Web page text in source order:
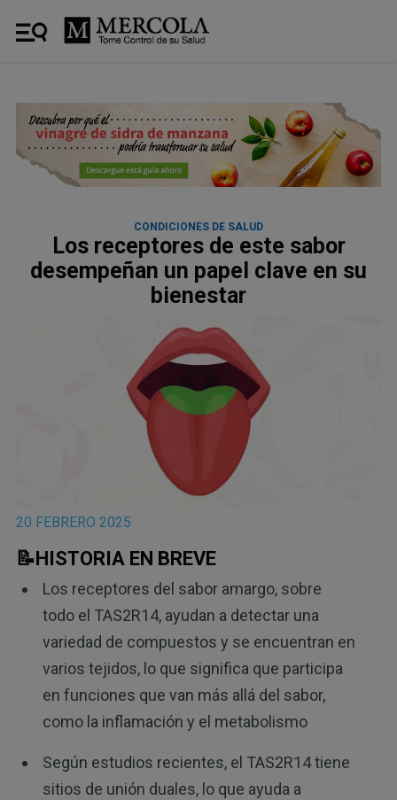
CONDICIONES DE SALUD
Los receptores de este sabor
desempeñan un papel clave en su
bienestar
20 FEBRERO 2025
📝HISTORIA EN BREVE
Los receptores del sabor amargo, sobre
todo el TAS2R14, ayudan a detectar una
variedad de compuestos y se encuentran en
varios tejidos, lo que significa que participa
en funciones que van más allá del sabor,
como la inflamación y el metabolismo
Según estudios recientes, el TAS2R14 tiene
sitios de unión duales, lo que ayuda a